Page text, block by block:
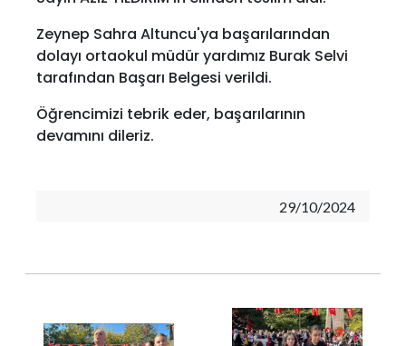
Zeynep Sahra Altuncu'ya başarılarından
dolayı ortaokul müdür yardımız Burak Selvi
tarafından Başarı Belgesi verildi.
Öğrencimizi tebrik eder, başarılarının
devamını dileriz.
29/10/2024